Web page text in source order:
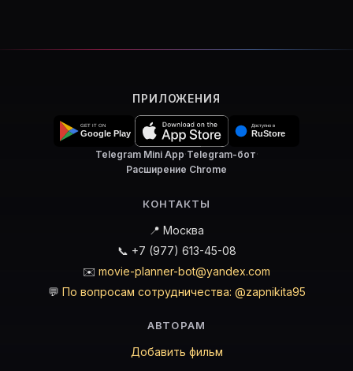
ПРИЛОЖЕНИЯ
Telegram Mini App·Telegram-бот·
Расширение Chrome
КОНТАКТЫ
📍 Москва
📞 +7 (977) 613-45-08
✉️ movie-planner-bot@yandex.com
💬 По вопросам сотрудничества: @zapnikita95
АВТОРАМ
Добавить фильм